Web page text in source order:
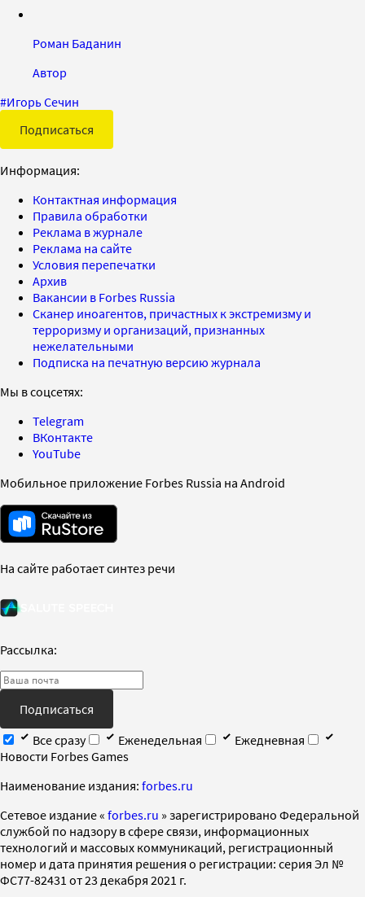
Роман Баданин
Автор
#Игорь Сечин
Подписаться
Информация:
Контактная информация
Правила обработки
Реклама в журнале
Реклама на сайте
Условия перепечатки
Архив
Вакансии в Forbes Russia
Сканер иноагентов, причастных к экстремизму и
терроризму и организаций, признанных
нежелательными
Подписка на печатную версию журнала
Мы в соцсетях:
Telegram
ВКонтакте
YouTube
Мобильное приложение Forbes Russia на Android
На сайте работает синтез речи
Рассылка:
Подписаться
Все сразу
Еженедельная
Ежедневная
Новости Forbes Games
Наименование издания: forbes.ru
Cетевое издание « forbes.ru » зарегистрировано Федеральной
службой по надзору в сфере связи, информационных
технологий и массовых коммуникаций, регистрационный
номер и дата принятия решения о регистрации: серия Эл №
ФС77-82431 от 23 декабря 2021 г.